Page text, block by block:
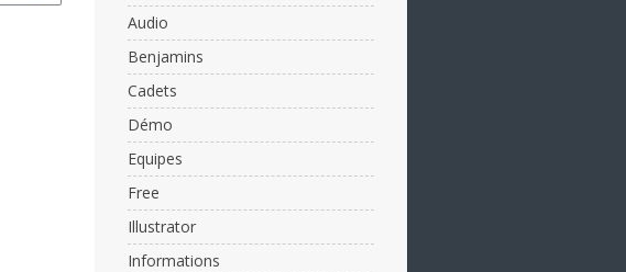
Audio
Benjamins
Cadets
Démo
Equipes
Free
Illustrator
Informations